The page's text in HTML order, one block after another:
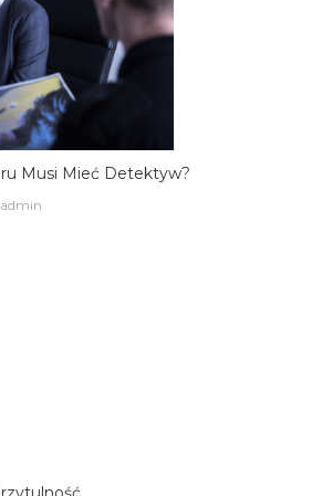
Musi Mieć Detektyw?
admin